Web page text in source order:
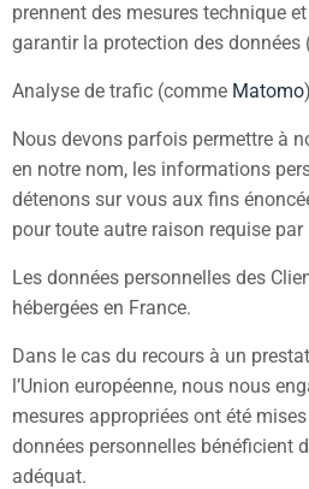
prennent des mesures technique
garantir la protection des données
Analyse de trafic (comme Matomo)
Nous devons parfois permettre à
en notre nom, les informations
détenons sur vous aux fins
pour toute autre raison requise par
Les données personnelles des
hébergées en France.
Dans le cas du recours à un
l’Union européenne, nous nous
mesures appropriées ont été
données personnelles bénéficient
adéquat.